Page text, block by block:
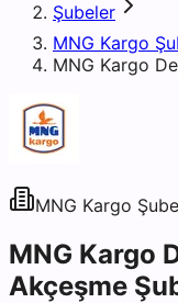
Şubeler
MNG Kargo
MNG Kargo
MNG Kargo
MNG Kargo
Akçeşme